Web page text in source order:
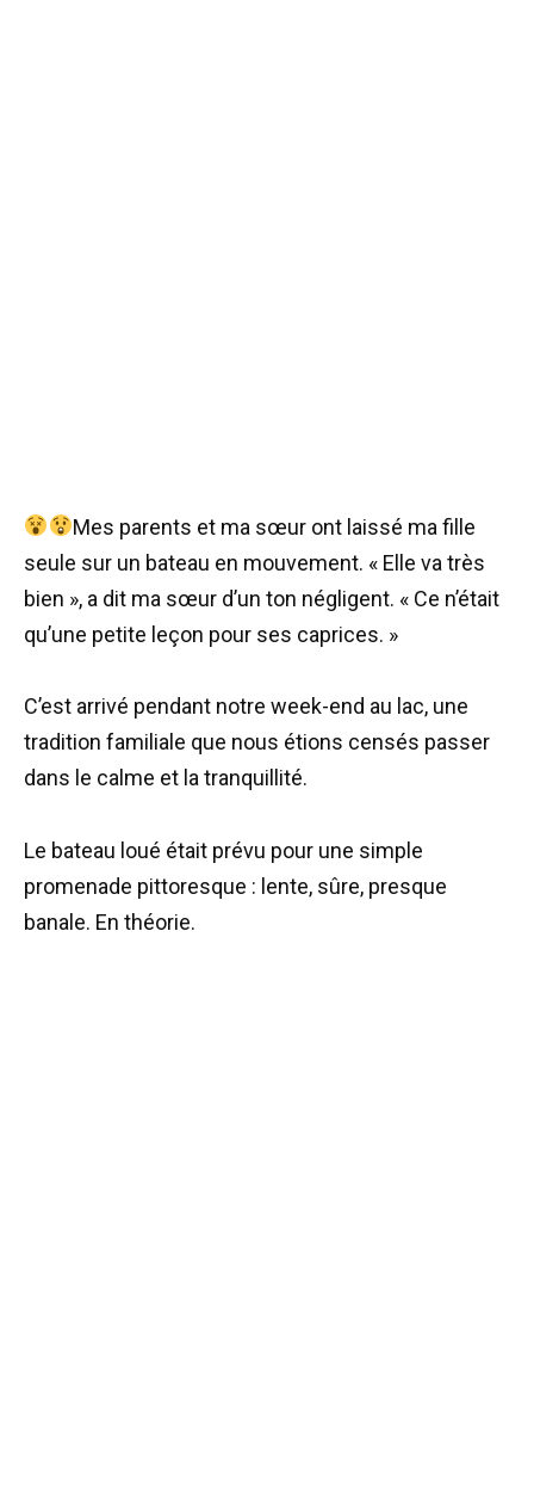
Mes parents et ma sœur ont laissé ma fille
seule sur un bateau en mouvement. « Elle va très
bien », a dit ma sœur d’un ton négligent. « Ce n’était
qu’une petite leçon pour ses caprices. »
C’est arrivé pendant notre week-end au lac, une
tradition familiale que nous étions censés passer
dans le calme et la tranquillité.
Le bateau loué était prévu pour une simple
promenade pittoresque : lente, sûre, presque
banale. En théorie.